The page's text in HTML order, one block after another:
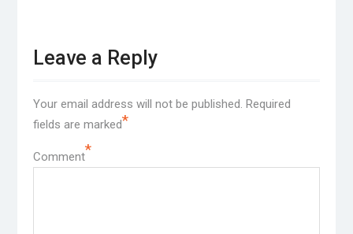
Leave a Reply
Your email address will not be published. Required
fields are marked*
Comment*